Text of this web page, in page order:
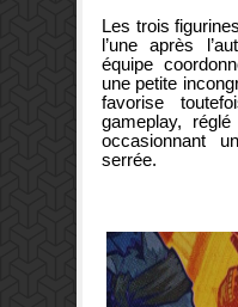
Les trois
l’une après
équipe
une petite
favorise
gameplay,
occasionnant
serrée.